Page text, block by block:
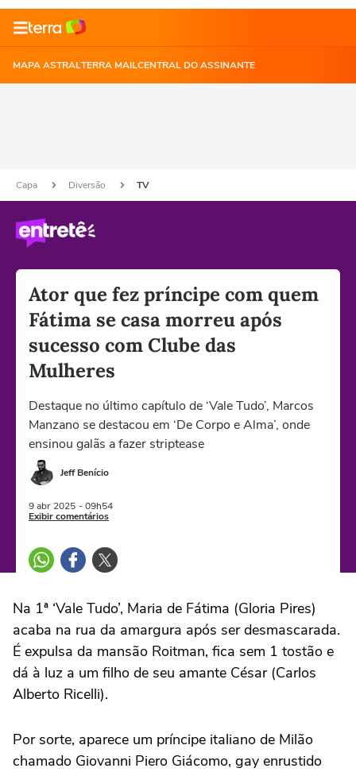
MAPA ASTRALTERRA MAILCENTRAL DO ASSINANTE
Capa Diversão TV
Ator que fez príncipe com quem
Fátima se casa morreu após
sucesso com Clube das
Mulheres
Destaque no último capítulo de ‘Vale Tudo’, Marcos
Manzano se destacou em ‘De Corpo e Alma’, onde
ensinou galãs a fazer striptease
Jeff Benício
9 abr 2025 - 09h54
Exibir comentários
Na 1ª ‘Vale Tudo’, Maria de Fátima (Gloria Pires)
acaba na rua da amargura após ser desmascarada.
É expulsa da mansão Roitman, fica sem 1 tostão e
dá à luz a um filho de seu amante César (Carlos
Alberto Ricelli).
Por sorte, aparece um príncipe italiano de Milão
chamado Giovanni Piero Giácomo, gay enrustido